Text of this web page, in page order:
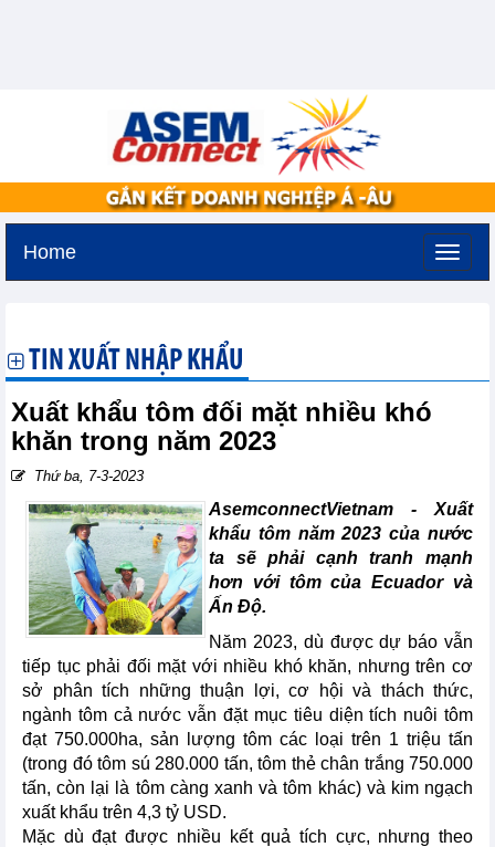
Home
TIN XUẤT NHẬP KHẨU
Xuất khẩu tôm đối mặt nhiều khó
khăn trong năm 2023
Thứ ba, 7-3-2023
AsemconnectVietnam - Xuất
khẩu tôm năm 2023 của nước
ta sẽ phải cạnh tranh mạnh
hơn với tôm của Ecuador và
Ấn Độ.
Năm 2023, dù được dự báo vẫn
tiếp tục phải đối mặt với nhiều khó khăn, nhưng trên cơ
sở phân tích những thuận lợi, cơ hội và thách thức,
ngành tôm cả nước vẫn đặt mục tiêu diện tích nuôi tôm
đạt 750.000ha, sản lượng tôm các loại trên 1 triệu tấn
(trong đó tôm sú 280.000 tấn, tôm thẻ chân trắng 750.000
tấn, còn lại là tôm càng xanh và tôm khác) và kim ngạch
xuất khẩu trên 4,3 tỷ USD.
Mặc dù đạt được nhiều kết quả tích cực, nhưng theo